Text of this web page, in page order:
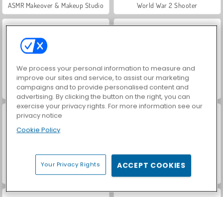
ASMR Makeover & Makeup Studio World War 2 Shooter
Farm Merge Valley Royal Story
Let's Fish! Car Parking City Duel
We process your personal information to measure and
improve our sites and service, to assist our marketing
campaigns and to provide personalised content and
advertising. By clicking the button on the right, you can
exercise your privacy rights. For more information see our
privacy notice
Cookie Policy
Your Privacy Rights ACCEPT COOKIES